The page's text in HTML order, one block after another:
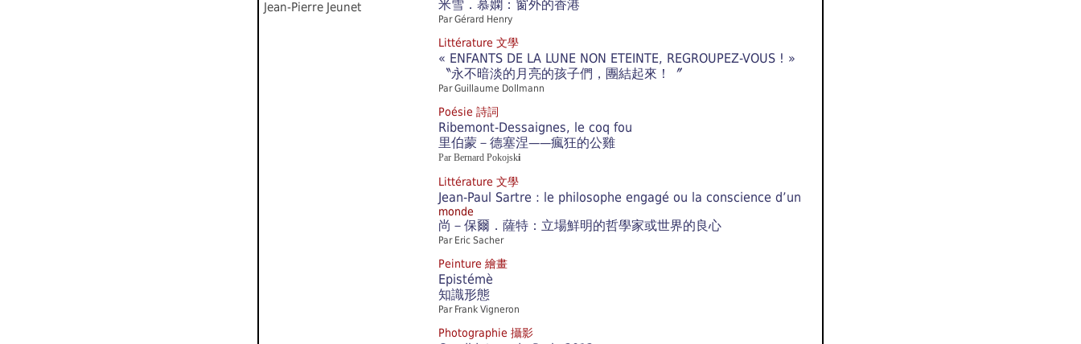
Jean-Pierre Jeunet
米雪．慕嫻：窗外的香港
Par Gérard Henry
Littérature 文學
« ENFANTS DE LA LUNE NON ETEINTE, REGROUPEZ-VOUS ! »
〝永不暗淡的月亮的孩子們，團結起來！〞
Par Guillaume Dollmann
Poésie 詩詞
Ribemont-Dessaignes, le coq fou
里伯蒙－德塞涅——瘋狂的公雞
Par Bernard Pokojski
Littérature 文學
Jean-Paul Sartre : le philosophe engagé ou la conscience d’un
monde
尚－保爾．薩特：立場鮮明的哲學家或世界的良心
Par Eric Sacher
Peinture 繪畫
Epistémè
知識形態
Par Frank Vigneron
Photographie 攝影